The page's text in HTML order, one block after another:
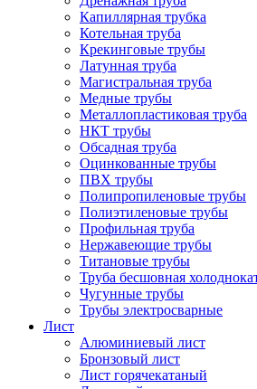
Капиллярная трубка
Котельная труба
Крекинговые трубы
Латунная труба
Магистральная труба
Медные трубы
Металлопластиковая труба
НКТ трубы
Обсадная труба
Оцинкованные трубы
ПВХ трубы
Полипропиленовые трубы
Полиэтиленовые трубы
Профильная труба
Нержавеющие трубы
Титановые трубы
Труба бесшовная
Чугунные трубы
Трубы электросварные
Лист
Алюминиевый лист
Бронзовый лист
Лист горячекатаный